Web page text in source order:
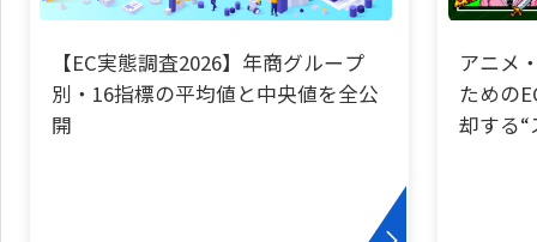
【EC実態調査2026】年商グループ
別・16指標の平均値と中央値を全公
開
アニメ
ための
却する